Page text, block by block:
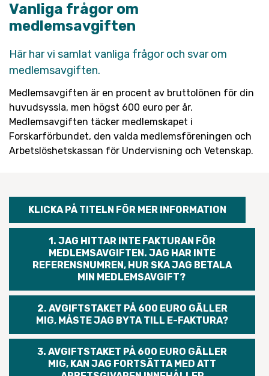
Vanliga frågor om
medlemsavgiften
Här har vi samlat vanliga frågor och svar om
medlemsavgiften.
Medlemsavgiften är en procent av bruttolönen för din
huvudsyssla, men högst 600 euro per år.
Medlemsavgiften täcker medlemskapet i
Forskarförbundet, den valda medlemsföreningen och
Arbetslöshetskassan för Undervisning och Vetenskap.
KLICKA PÅ TITELN FÖR MER INFORMATION
1. JAG HITTAR INTE FAKTURAN FÖR
MEDLEMSAVGIFTEN. JAG HAR INTE
REFERENSNUMREN, HUR SKA JAG BETALA
MIN MEDLEMSAVGIFT?
2. AVGIFTSTAKET PÅ 600 EURO GÄLLER
MIG, MÅSTE JAG BYTA TILL E-FAKTURA?
3. AVGIFTSTAKET PÅ 600 EURO GÄLLER
MIG, KAN JAG FORTSÄTTA MED ATT